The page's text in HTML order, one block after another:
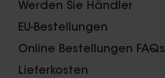
Werden Sie Händler
EU-Bestellungen
Online Bestellungen FAQs
Lieferkosten